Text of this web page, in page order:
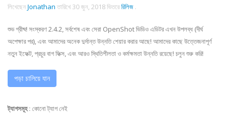
লিখেছেন Jonathan তারিখে 30 জুন, 2018ভিতরেরিলিজ .
শুভ গ্রীষ্ম! সংস্করণ 2.4.2, সর্বশেষ এবং সেরা OpenShot ভিডিও এডিটর এখন উপলব্ধ (দীর্ঘ
অপেক্ষার পর), এবং আমাদের অনেক দুর্দান্ত উন্নতি শেয়ার করার আছে! আমাদের কাছে উত্তেজনাপূর্ণ
নতুন ইফেক্ট, প্রচুর বাগ ফিক্স, এবং আরও স্থিতিশীলতা ও কর্মক্ষমতা উন্নতি রয়েছে! চলুন শুরু করি!
পড়া চালিয়ে যান
ট্যাগসমূহ: কোনো ট্যাগ নেই